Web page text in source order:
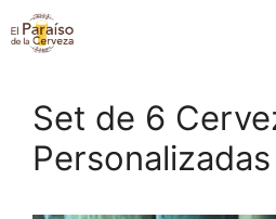
Saltar
al
Set de 6